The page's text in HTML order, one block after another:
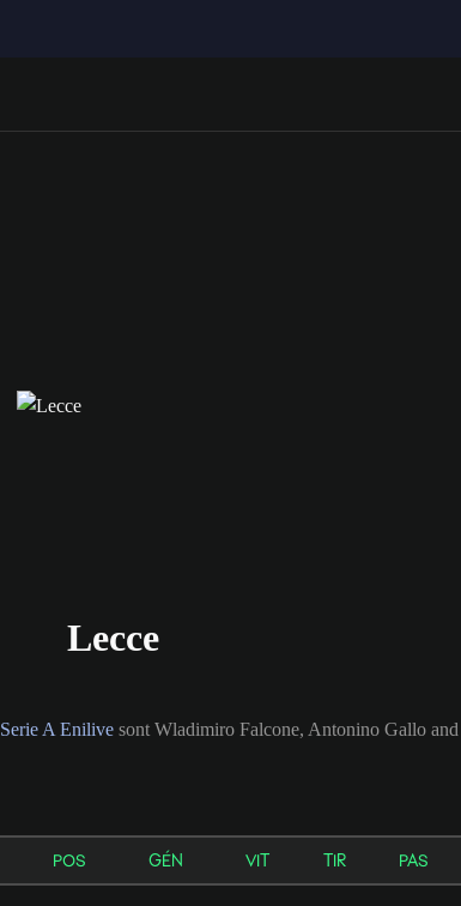
Lecce
Serie A Enilivesont Wladimiro Falcone, Antonino Gallo
POS GÉN VIT TIR PAS